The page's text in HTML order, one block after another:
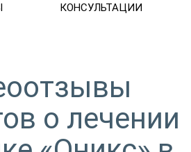
КОНСУЛЬТАЦИИ
о лечении